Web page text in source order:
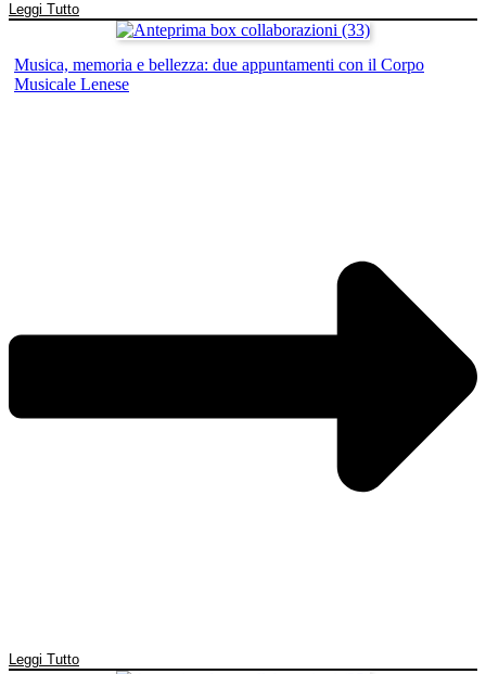
Leggi Tutto
Musica, memoria e bellezza: due appuntamenti con il Corpo
Musicale Lenese
Leggi Tutto